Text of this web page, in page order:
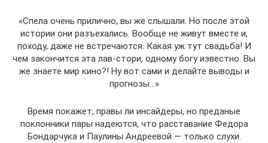
«Спела очень прилично, вы же слышали. Но после этой
истории они разъехались. Вообще не живут вместе и,
походу, даже не встречаются. Какая уж тут свадьба! И
чем закончится эта лав-стори, одному богу известно. Вы
же знаете мир кино?! Ну вот сами и делайте выводы и
прогнозы…»
Время покажет, правы ли инсайдеры, но преданые
поклонники пары надеются, что расставание Федора
Бондарчука и Паулины Андреевой — только слухи.